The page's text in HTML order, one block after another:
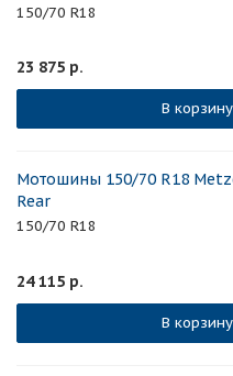
150/70 R18
23 875 р.
В корзину
Мотошины 150/70 R18
Rear
150/70 R18
24 115 р.
В корзину